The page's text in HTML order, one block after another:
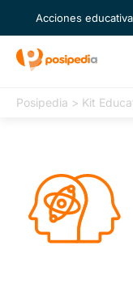
Acciones
Posipedia > Kit